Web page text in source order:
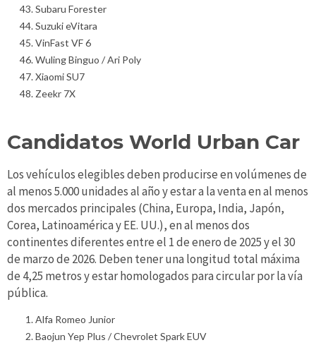
Subaru Forester
Suzuki eVitara
VinFast VF 6
Wuling Binguo / Ari Poly
Xiaomi SU7
Zeekr 7X
Candidatos World Urban Car
Los vehículos elegibles deben producirse en volúmenes de
al menos 5.000 unidades al año y estar a la venta en al menos
dos mercados principales (China, Europa, India, Japón,
Corea, Latinoamérica y EE. UU.), en al menos dos
continentes diferentes entre el 1 de enero de 2025 y el 30
de marzo de 2026. Deben tener una longitud total máxima
de 4,25 metros y estar homologados para circular por la vía
pública.
Alfa Romeo Junior
Baojun Yep Plus / Chevrolet Spark EUV